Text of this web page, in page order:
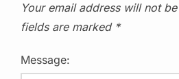
Your email address will not
fields are marked *
Message: